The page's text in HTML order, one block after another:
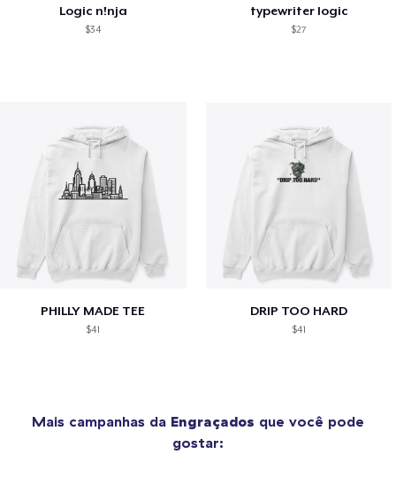
Logic n!nja
$34
typewriter logic
$27
PHILLY MADE TEE
$41
DRIP TOO HARD
$41
Mais campanhas da Engraçados que você pode
gostar: